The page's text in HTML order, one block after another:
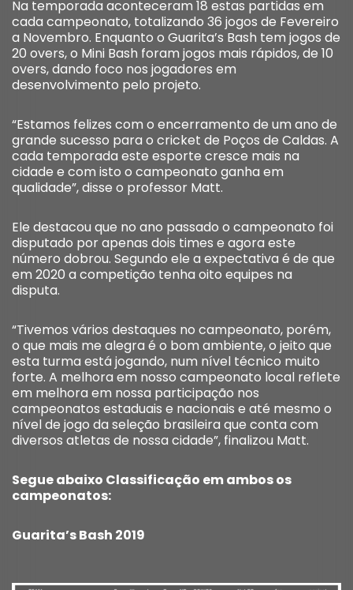
Na temporada aconteceram 18 estas partidas em
cada campeonato, totalizando 36 jogos de Fevereiro
a Novembro. Enquanto o Guarita’s Bash tem jogos de
20 overs, o Mini Bash foram jogos mais rápidos, de 10
overs, dando foco nos jogadores em
desenvolvimento pelo projeto.
“Estamos felizes com o encerramento de um ano de
grande sucesso para o cricket de Poços de Caldas. A
cada temporada este esporte cresce mais na
cidade e com isto o campeonato ganha em
qualidade”, disse o professor Matt.
Ele destacou que no ano passado o campeonato foi
disputado por apenas dois times e agora este
número dobrou. Segundo ele a expectativa é de que
em 2020 a competição tenha oito equipes na
disputa.
“Tivemos vários destaques no campeonato, porém,
o que mais me alegra é o bom ambiente, o jeito que
esta turma está jogando, num nível técnico muito
forte. A melhora em nosso campeonato local reflete
em melhora em nossa participação nos
campeonatos estaduais e nacionais e até mesmo o
nível de jogo da seleção brasileira que conta com
diversos atletas de nossa cidade”, finalizou Matt.
Segue abaixo Classificação em ambos os
campeonatos:
Guarita’s Bash 2019